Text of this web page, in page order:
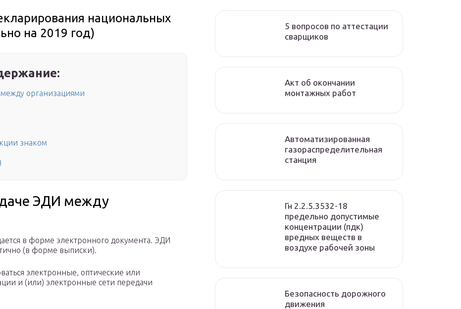
национальных
на 2019 год)
организациями
знаком
ЭДИ между
в форме электронного документа. ЭДИ
(в форме выписки).
электронные, оптические или
и (или) электронные сети передачи
5 вопросов по аттестации
сварщиков
Акт об окончании
монтажных работ
Автоматизированная
газораспределительная
станция
Гн 2.2.5.3532-18
предельно допустимые
концентрации (пдк)
вредных веществ в
воздухе рабочей зоны
Безопасность дорожного
движения